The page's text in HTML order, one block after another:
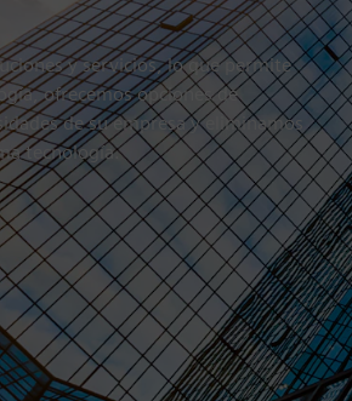
y servicios, lo que permite
ofrecemos opciones de
de su empresa y eliminamos
tecnología.